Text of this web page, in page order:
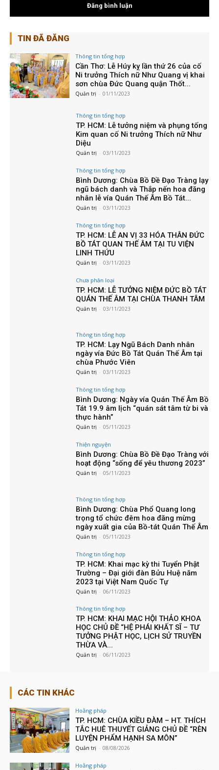
TIN ĐÃ ĐĂNG
Thông tin tổng hợp
Cần Thơ: Lễ Húy kỵ lần thứ 26 của cố
Ni trưởng Thích nữ Như Quang vị khai
sơn chùa Đức Quang quận Thốt...
Quản trị - 01/11/2023
Thông tin tổng hợp
TP. HCM: Lễ tưởng niệm và phụng tống
Kim quan cố Ni trưởng Thích nữ Như
Diệu
Quản trị - 03/11/2023
Thông tin tổng hợp
Bình Dương: Chùa Bồ Đề Đạo Tràng lạy
ngũ bách danh và Thắp nến hoa đăng
nhân lễ vía Quán Thế Âm Bồ Tát...
Quản trị - 03/11/2023
Thông tin tổng hợp
TP. HCM: LỄ AN VỊ 33 HÓA THÂN ĐỨC
BỒ TÁT QUAN THẾ ÂM TẠI TU VIỆN
LINH THỨU
Quản trị - 03/11/2023
Chưa phân loại
TP. HCM: LỄ TƯỞNG NIỆM ĐỨC BỒ TÁT
QUÁN THẾ ÂM TẠI CHÙA THANH TÂM
Quản trị - 03/11/2023
Thông tin tổng hợp
TP. HCM: Lạy Ngũ Bách Danh nhân
ngày vía Đức Bồ Tát Quán Thế Âm tại
chùa Phước Viên
Quản trị - 03/11/2023
Thông tin tổng hợp
Bình Dương: Ngày vía Quán Thế Âm Bồ
Tát 19.9 âm lịch “quán sát tâm từ bi và
thực hành”
Quản trị - 05/11/2023
Thiện nguyện
Bình Dương: Chùa Bồ Đề Đạo Tràng với
hoạt động “sống để yêu thương 2023”
Quản trị - 05/11/2023
Thông tin tổng hợp
Bình Dương: Chùa Phổ Quang long
trọng tổ chức đêm hoa đăng mừng
ngày xuất gia của Bồ-tát Quán Thế Âm
Quản trị - 05/11/2023
Thông tin tổng hợp
TP. HCM: Khai mạc kỳ thi Tuyển Phật
Trường – Đại giới đàn Bửu Huệ năm
2023 tại Việt Nam Quốc Tự
Quản trị - 06/11/2023
Thông tin tổng hợp
TP. HCM: KHAI MẠC HỘI THẢO KHOA
HỌC CHỦ ĐỀ “HỆ PHÁI KHẤT SĨ – TƯ
TƯỞNG PHẬT HỌC, LỊCH SỬ TRUYỀN
THỪA VÀ...
Quản trị - 06/11/2023
CÁC TIN KHÁC
Hoằng pháp
TP. HCM: CHÙA KIỀU ĐÀM – HT. THÍCH
TẮC HUÊ THUYẾT GIẢNG CHỦ ĐỀ “RÈN
LUYỆN PHẨM HẠNH SA MÔN”
Quản trị - 08/08/2026
Hoằng pháp